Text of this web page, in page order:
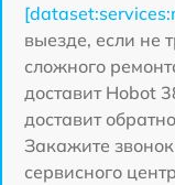
выезде, если не
сложного
доставит Hobot
доставит
Закажите
сервисного